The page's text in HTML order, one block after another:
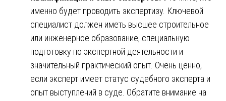
именно будет проводить экспертизу. Ключевой
специалист должен иметь высшее строительное
или инженерное образование, специальную
подготовку по экспертной деятельности и
значительный практический опыт. Очень ценно,
если эксперт имеет статус судебного эксперта и
опыт выступлений в суде. Обратите внимание на